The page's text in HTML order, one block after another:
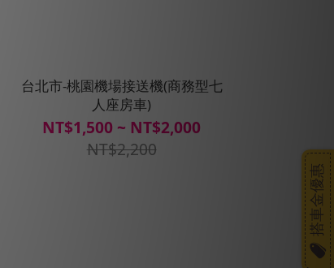
台北市-桃園機場接送機(商務型七
人座房車)
NT$1,500 ~ NT$2,000
NT$2,200
搭車金優惠